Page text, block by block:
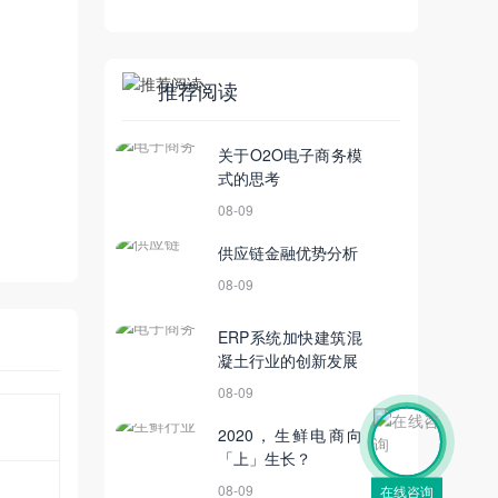
推荐阅读
关于O2O电子商务模
式的思考
08-09
供应链金融优势分析
08-09
ERP系统加快建筑混
凝土行业的创新发展
08-09
2020，生鲜电商向
「上」生长？
08-09 在线咨询